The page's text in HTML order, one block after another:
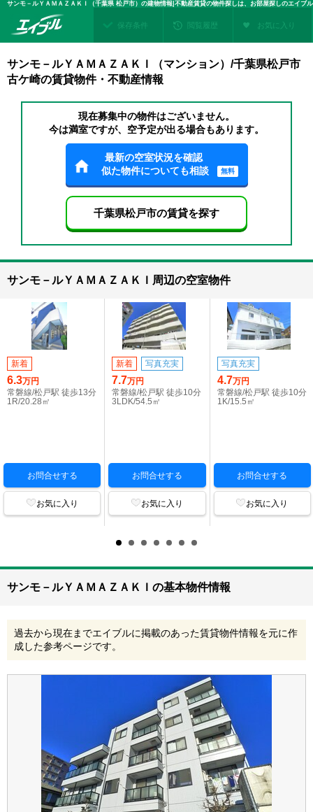
サンモ－ルＹＡＭＡＺＡＫＩ（千葉県 松戸市）の建物情報|不動産賃貸の物件探しは、お部屋探しのエイブル
保存条件 閲覧履歴 お気に入り
サンモ－ルＹＡＭＡＺＡＫＩ（マンション）/千葉県松戸市
古ケ崎の賃貸物件・不動産情報
現在募集中の物件はございません。
今は満室ですが、空予定が出る場合もあります。
最新の空室状況を確認
似た物件についても相談
無料
千葉県松戸市の賃貸を探す
サンモ－ルＹＡＭＡＺＡＫＩ周辺の空室物件
新着
6.3万円
常磐線/松戸駅 徒歩13分
1R/20.28㎡
お問合せする
お気に入り
新着 写真充実
7.7万円
常磐線/松戸駅 徒歩10分
3LDK/54.5㎡
お問合せする
お気に入り
写真充実
4.7万円
常磐線/松戸駅 徒歩10分
1K/15.5㎡
お問合せする
お気に入り
サンモ－ルＹＡＭＡＺＡＫＩの基本物件情報
過去から現在までエイブルに掲載のあった賃貸物件情報を元に作
成した参考ページです。